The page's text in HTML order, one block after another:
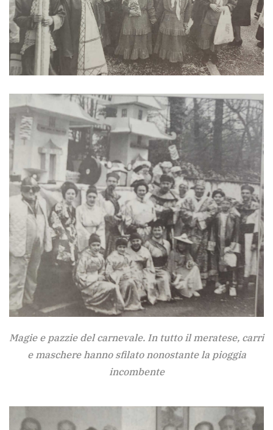
Magie e pazzie del carnevale. In tutto il meratese, carri
e maschere hanno sfilato nonostante la pioggia
incombente